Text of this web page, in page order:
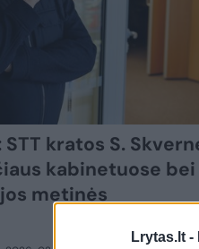
Lrytas.lt -
STT kratos S.
kabinetuose bei
metinės